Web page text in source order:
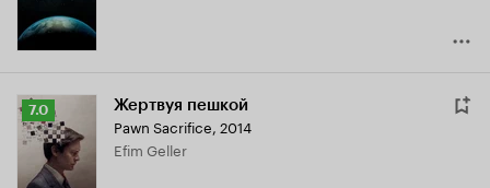
Рейтинг
Кинопоиска
7.0
7.0 Жертвуя пешкой
Pawn Sacrifice, 2014
Efim Geller